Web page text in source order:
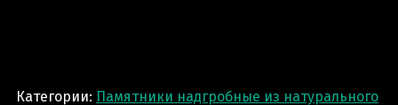
Категории: Памятники надгробные из натурального